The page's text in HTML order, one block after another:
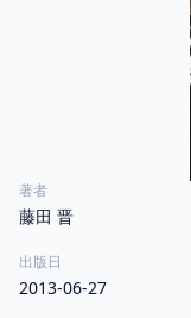
著者
藤田 晋
出版日
2013-06-27